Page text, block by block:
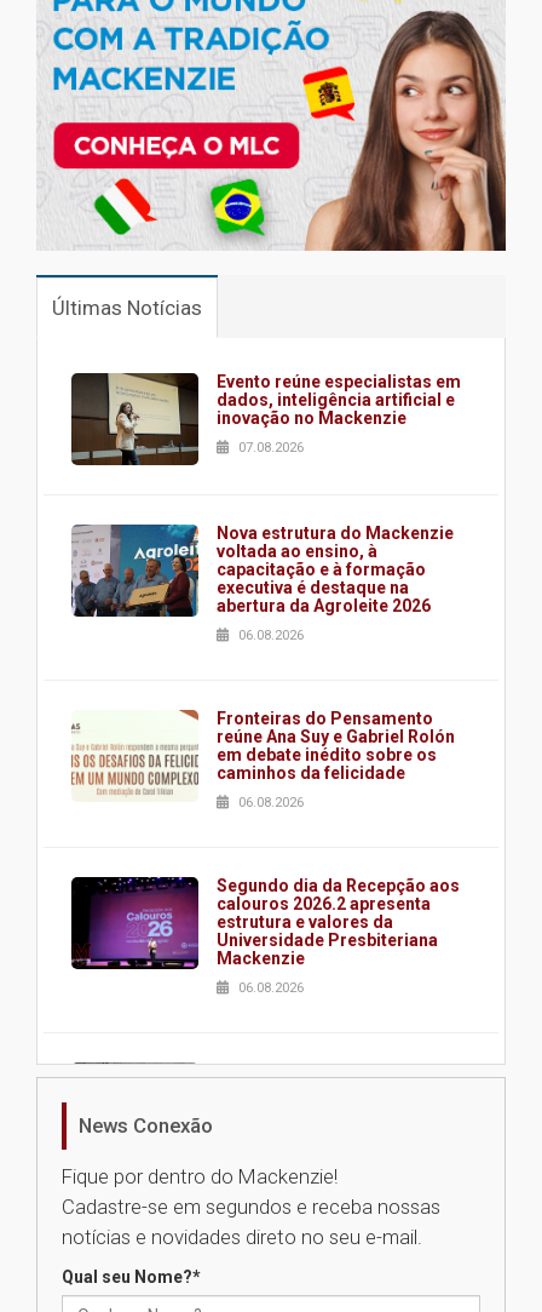
Últimas Notícias
Evento reúne especialistas em
dados, inteligência artificial e
inovação no Mackenzie
07.08.2026
Nova estrutura do Mackenzie
voltada ao ensino, à
capacitação e à formação
executiva é destaque na
abertura da Agroleite 2026
06.08.2026
Fronteiras do Pensamento
reúne Ana Suy e Gabriel Rolón
em debate inédito sobre os
caminhos da felicidade
06.08.2026
Segundo dia da Recepção aos
calouros 2026.2 apresenta
estrutura e valores da
Universidade Presbiteriana
Mackenzie
06.08.2026
Nova apresentação do Centro
Universidade Mackenzie
realizará nova edição da Feira
News Conexão
Fique por dentro do Mackenzie!
Cadastre-se em segundos e receba nossas
notícias e novidades direto no seu e-mail.
Qual seu Nome?*